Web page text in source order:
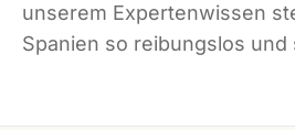
unserem Expertenwissen
Spanien so reibungslos